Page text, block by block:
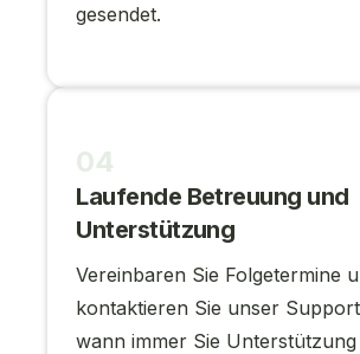
gesendet.
04
Laufende Betreuung und
Unterstützung
Vereinbaren Sie Folgetermine
kontaktieren Sie unser
wann immer Sie Unterstützung